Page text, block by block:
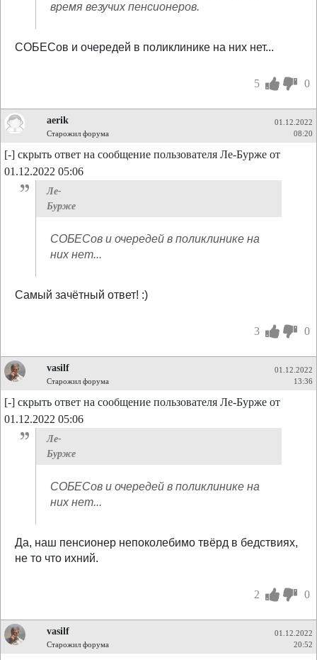
время везучих пенсионеров.
СОБЕСов и очередей в поликлинике на них нет...
5 0
aerik
Старожил форума
01.12.2022
08:20
[-] скрыть ответ на сообщение пользователя Ле-Бурже от
01.12.2022 05:06
Ле-
Бурже
СОБЕСов и очередей в поликлинике на
них нет...
Самый зачётный ответ! :)
3 0
vasilf
Старожил форума
01.12.2022
13:36
[-] скрыть ответ на сообщение пользователя Ле-Бурже от
01.12.2022 05:06
Ле-
Бурже
СОБЕСов и очередей в поликлинике на
них нет...
Да, наш пенсионер непоколебимо твёрд в бедствиях,
не то что ихний.
2 0
vasilf
Старожил форума
01.12.2022
20:52